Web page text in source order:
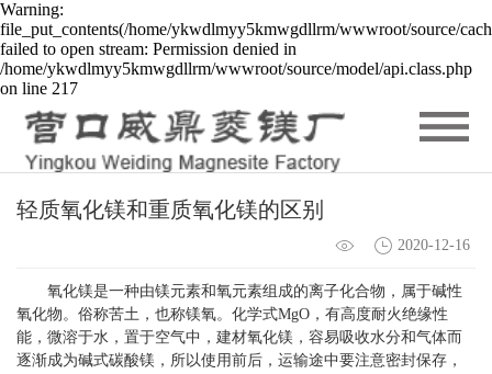
Warning:
file_put_contents(/home/ykwdlmyy5kmwgdllrm/wwwroot/source/
failed to open stream: Permission denied in
/home/ykwdlmyy5kmwgdllrm/wwwroot/source/model/api.class.php
on line 217
轻质氧化镁和重质氧化镁的区别
2020-12-16
氧化镁是一种由镁元素和氧元素组成的离子化合物，属于碱性
氧化物。俗称苦土，也称镁氧。化学式MgO，有高度耐火绝缘性
能，微溶于水，置于空气中，建材氧化镁，容易吸收水分和气体而
逐渐成为碱式碳酸镁，所以使用前后，运输途中要注意密封保存，